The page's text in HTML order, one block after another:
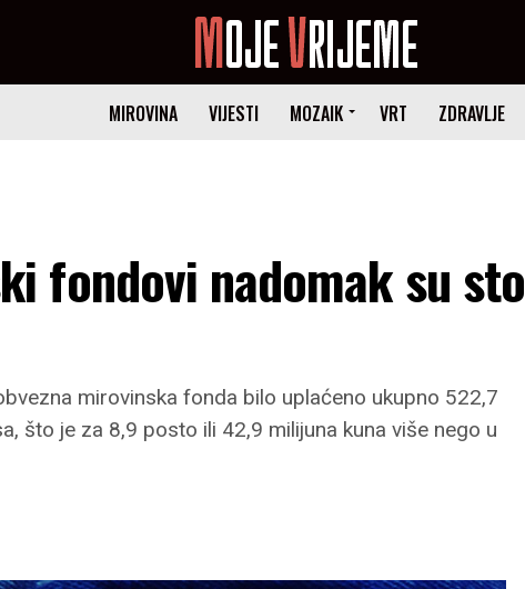
MIROVINA VIJESTI MOZAIK VRT ZDRAVLJE
fondovi nadomak su sto
mirovinska fonda bilo uplaćeno ukupno 522,7
što je za 8,9 posto ili 42,9 milijuna kuna više nego u